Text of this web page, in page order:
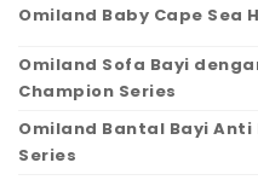
Omiland Baby Cape Sea
Omiland Sofa Bayi
Champion Series
Omiland Bantal Bayi Anti
Series